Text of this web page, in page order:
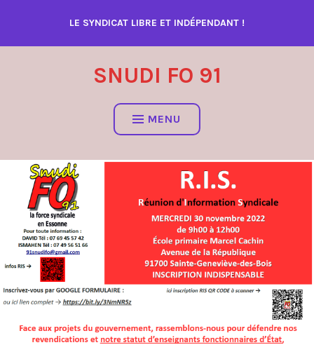
contenu
LE SYNDICAT LIBRE ET INDÉPENDANT !
SNUDI FO 91
MENU